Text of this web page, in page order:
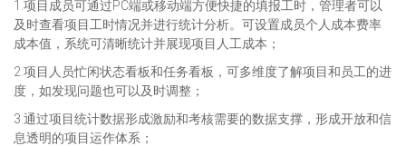
1.项目成员可通过PC端或移动端方便快捷的填报工时，管理者可以
及时查看项目工时情况并进行统计分析。可设置成员个人成本费率
成本值，系统可清晰统计并展现项目人工成本；
2.项目人员忙闲状态看板和任务看板，可多维度了解项目和员工的进
度，如发现问题也可以及时调整；
3.通过项目统计数据形成激励和考核需要的数据支撑，形成开放和信
息透明的项目运作体系；